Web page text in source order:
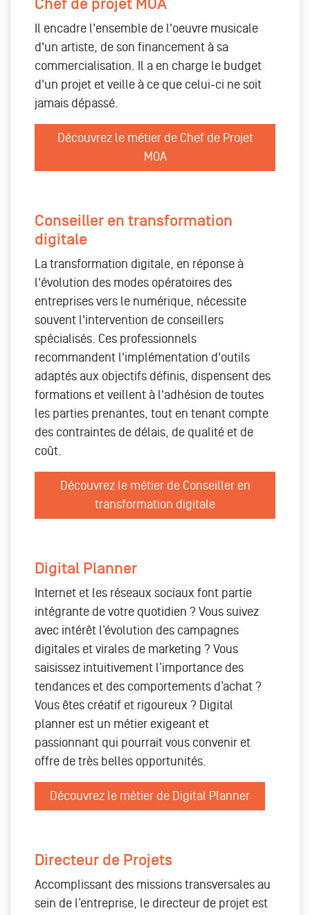
Chef de projet MOA
Il encadre l'ensemble de l'oeuvre musicale
d'un artiste, de son financement à sa
commercialisation. Il a en charge le budget
d'un projet et veille à ce que celui-ci ne soit
jamais dépassé.
Découvrez le métier de Chef de Projet
MOA
Conseiller en transformation
digitale
La transformation digitale, en réponse à
l'évolution des modes opératoires des
entreprises vers le numérique, nécessite
souvent l'intervention de conseillers
spécialisés. Ces professionnels
recommandent l'implémentation d'outils
adaptés aux objectifs définis, dispensent des
formations et veillent à l'adhésion de toutes
les parties prenantes, tout en tenant compte
des contraintes de délais, de qualité et de
coût.
Découvrez le métier de Conseiller en
transformation digitale
Digital Planner
Internet et les réseaux sociaux font partie
intégrante de votre quotidien ? Vous suivez
avec intérêt l’évolution des campagnes
digitales et virales de marketing ? Vous
saisissez intuitivement l’importance des
tendances et des comportements d’achat ?
Vous êtes créatif et rigoureux ? Digital
planner est un métier exigeant et
passionnant qui pourrait vous convenir et
offre de très belles opportunités.
Découvrez le métier de Digital Planner
Directeur de Projets
Accomplissant des missions transversales au
sein de l’entreprise, le directeur de projet est